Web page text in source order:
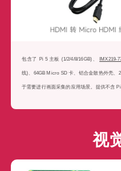
包含了 Pi 5 主板 (1/2/4/8/16GB)、 IMX219-
线)、64GB Micro SD 卡、铝合金散热外壳
于需要进行画面采集的应用场景。提供不含 Pi
视